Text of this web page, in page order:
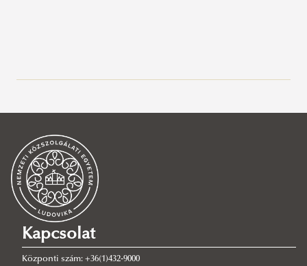
Kritikusan alacsony vízállás a Dunán: Mérési kampányt folytat a
Víztudományi Kar
2026/08/05
Nyílt plenáris előadás Charles J. Vörösmartyval
2026/07/27
Hamarosan indul a jelentkezés az egyetemi pótfelvételire
2026/07/27
Új esély a továbbtanulásra: válaszd az NKE-t a pótfelvételin!
Kapcsolat
Központi szám: +36(1)432-9000